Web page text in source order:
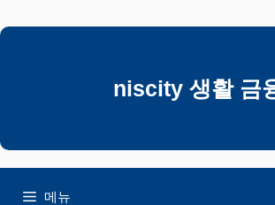
텐
뛰
niscity 생활 금
메뉴